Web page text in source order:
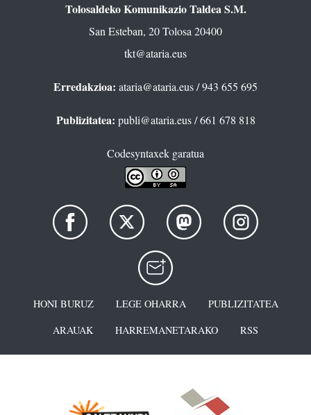
Tolosaldeko Komunikazio Taldea S.M.
San Esteban, 20 Tolosa 20400
tkt@ataria.eus
Erredakzioa: ataria@ataria.eus/ 943 655 695
Publizitatea: publi@ataria.eus/ 661 678 818
Codesyntaxek garatua
HONI BURUZ LEGE OHARRA
PUBLIZITATEA
ARAUAK
HARREMANETARAKO RSS